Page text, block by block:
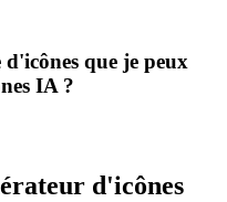
que je peux
IA ?
d'icônes